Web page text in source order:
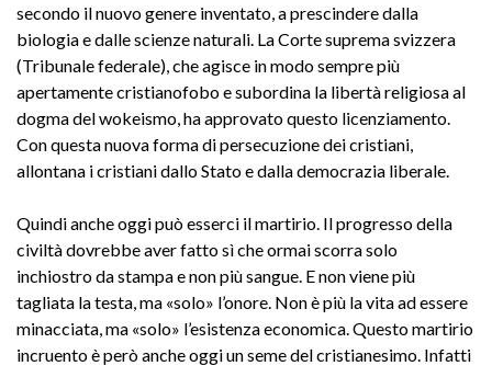
secondo il nuovo genere inventato, a prescindere dalla
biologia e dalle scienze naturali. La Corte suprema svizzera
(Tribunale federale), che agisce in modo sempre più
apertamente cristianofobo e subordina la libertà religiosa al
dogma del wokeismo, ha approvato questo licenziamento.
Con questa nuova forma di persecuzione dei cristiani,
allontana i cristiani dallo Stato e dalla democrazia liberale.
Quindi anche oggi può esserci il martirio. Il progresso della
civiltà dovrebbe aver fatto sì che ormai scorra solo
inchiostro da stampa e non più sangue. E non viene più
tagliata la testa, ma «solo» l’onore. Non è più la vita ad essere
minacciata, ma «solo» l’esistenza economica. Questo martirio
incruento è però anche oggi un seme del cristianesimo. Infatti